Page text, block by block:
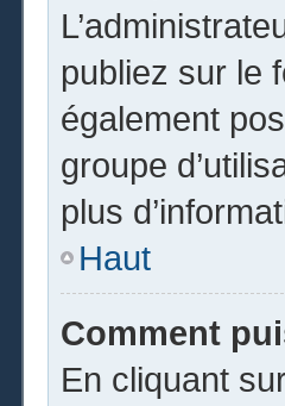
publiez sur le
également
groupe
plus
Haut
Comment
En cliquant